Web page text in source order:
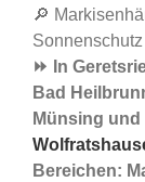
🔎
⏩ In
Bad
Münsing
Bereichen: